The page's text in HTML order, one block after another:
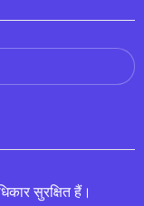
सुरक्षित हैं।